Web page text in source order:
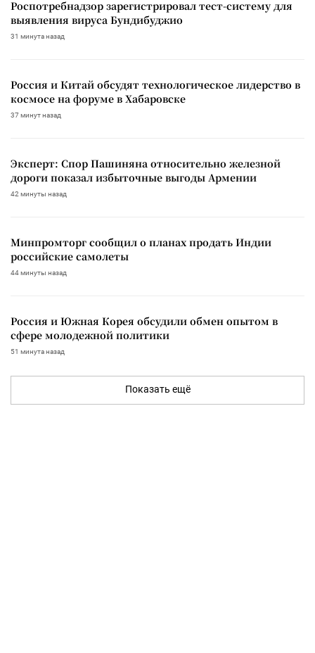
Роспотребнадзор зарегистрировал тест-систему для
выявления вируса Бундибуджио
31 минута назад
Россия и Китай обсудят технологическое лидерство в
космосе на форуме в Хабаровске
37 минут назад
Эксперт: Спор Пашиняна относительно железной
дороги показал избыточные выгоды Армении
42 минуты назад
Минпромторг сообщил о планах продать Индии
российские самолеты
44 минуты назад
Россия и Южная Корея обсудили обмен опытом в
сфере молодежной политики
51 минута назад
Показать ещё